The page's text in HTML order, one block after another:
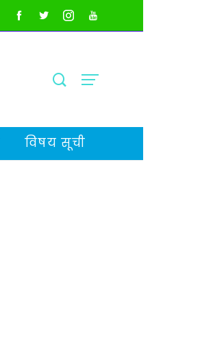
विषय सूची